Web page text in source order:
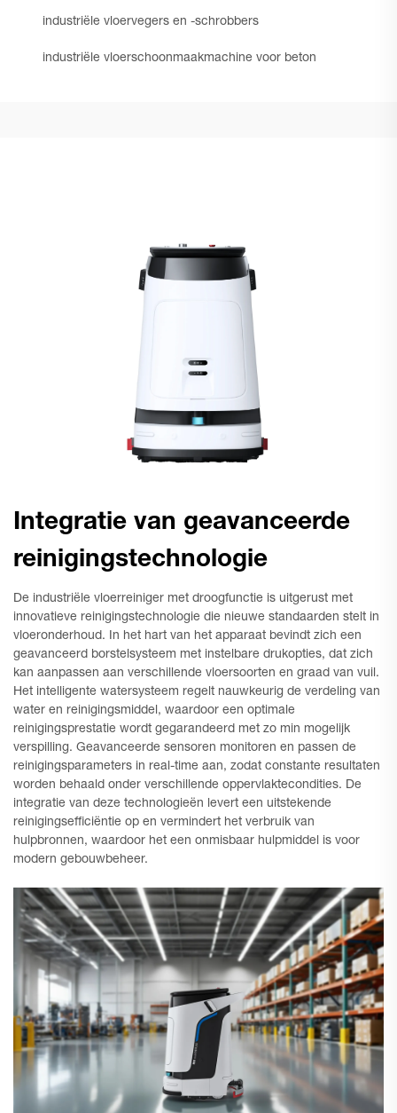
industriële vloervegers en -schrobbers
industriële vloerschoonmaakmachine voor beton
Integratie van geavanceerde
reinigingstechnologie
De industriële vloerreiniger met droogfunctie is uitgerust met
innovatieve reinigingstechnologie die nieuwe standaarden stelt in
vloeronderhoud. In het hart van het apparaat bevindt zich een
geavanceerd borstelsysteem met instelbare drukopties, dat zich
kan aanpassen aan verschillende vloersoorten en graad van vuil.
Het intelligente watersysteem regelt nauwkeurig de verdeling van
water en reinigingsmiddel, waardoor een optimale
reinigingsprestatie wordt gegarandeerd met zo min mogelijk
verspilling. Geavanceerde sensoren monitoren en passen de
reinigingsparameters in real-time aan, zodat constante resultaten
worden behaald onder verschillende oppervlaktecondities. De
integratie van deze technologieën levert een uitstekende
reinigingsefficiëntie op en vermindert het verbruik van
hulpbronnen, waardoor het een onmisbaar hulpmiddel is voor
modern gebouwbeheer.